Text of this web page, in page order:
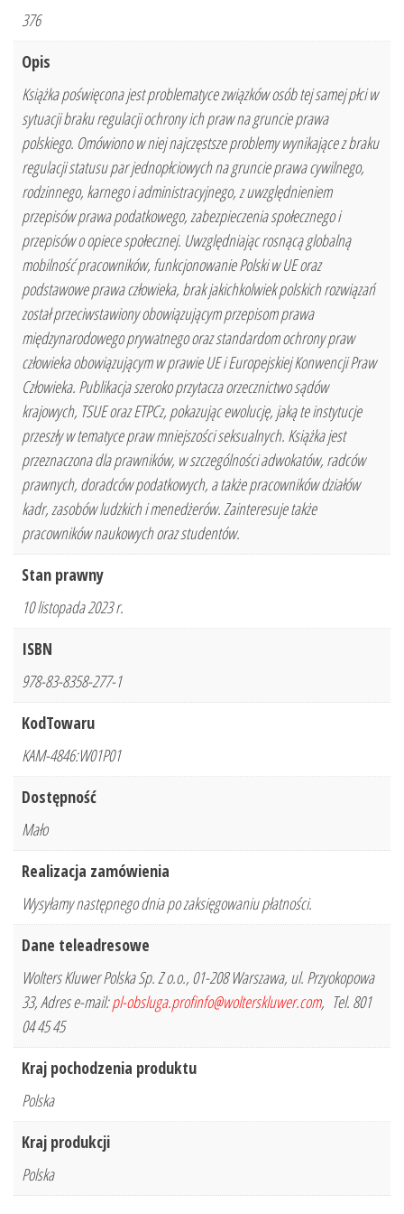
376
Opis
Książka poświęcona jest problematyce związków osób tej samej płci w
sytuacji braku regulacji ochrony ich praw na gruncie prawa
polskiego. Omówiono w niej najczęstsze problemy wynikające z braku
regulacji statusu par jednopłciowych na gruncie prawa cywilnego,
rodzinnego, karnego i administracyjnego, z uwzględnieniem
przepisów prawa podatkowego, zabezpieczenia społecznego i
przepisów o opiece społecznej. Uwzględniając rosnącą globalną
mobilność pracowników, funkcjonowanie Polski w UE oraz
podstawowe prawa człowieka, brak jakichkolwiek polskich rozwiązań
został przeciwstawiony obowiązującym przepisom prawa
międzynarodowego prywatnego oraz standardom ochrony praw
człowieka obowiązującym w prawie UE i Europejskiej Konwencji Praw
Człowieka. Publikacja szeroko przytacza orzecznictwo sądów
krajowych, TSUE oraz ETPCz, pokazując ewolucję, jaką te instytucje
przeszły w tematyce praw mniejszości seksualnych. Książka jest
przeznaczona dla prawników, w szczególności adwokatów, radców
prawnych, doradców podatkowych, a także pracowników działów
kadr, zasobów ludzkich i menedżerów. Zainteresuje także
pracowników naukowych oraz studentów.
Stan prawny
10 listopada 2023 r.
ISBN
978-83-8358-277-1
KodTowaru
KAM-4846:W01P01
Dostępność
Mało
Realizacja zamówienia
Wysyłamy następnego dnia po zaksięgowaniu płatności.
Dane teleadresowe
Wolters Kluwer Polska Sp. Z o.o., 01-208 Warszawa, ul. Przyokopowa
33, Adres e-mail:pl-obsluga.profinfo@wolterskluwer.com, Tel. 801
04 45 45
Kraj pochodzenia produktu
Polska
Kraj produkcji
Polska